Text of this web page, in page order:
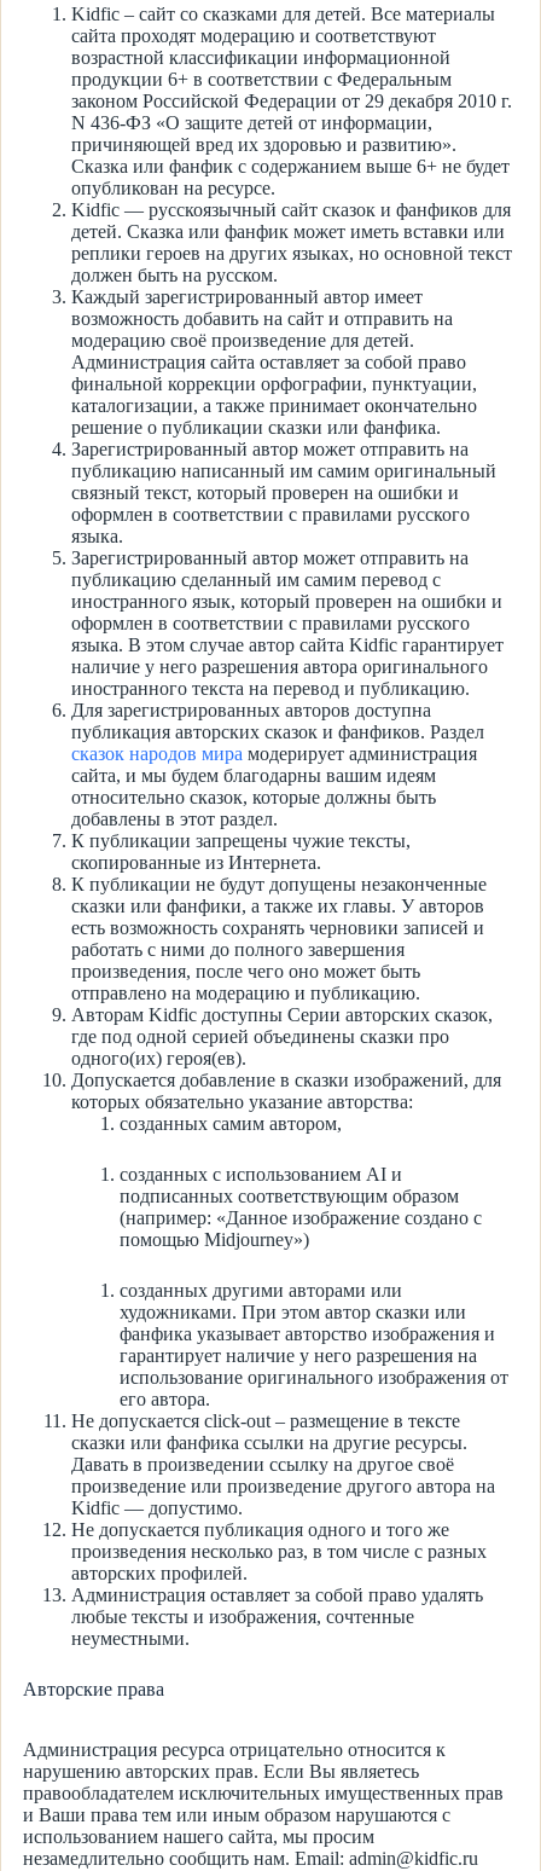
Kidfic – сайт со сказками для детей. Все материалы
сайта проходят модерацию и соответствуют
возрастной классификации информационной
продукции 6+ в соответствии с Федеральным
законом Российской Федерации от 29 декабря 2010 г.
N 436-ФЗ «О защите детей от информации,
причиняющей вред их здоровью и развитию».
Сказка или фанфик с содержанием выше 6+ не будет
опубликован на ресурсе.
Kidfic — русскоязычный сайт сказок и фанфиков для
детей. Сказка или фанфик может иметь вставки или
реплики героев на других языках, но основной текст
должен быть на русском.
Каждый зарегистрированный автор имеет
возможность добавить на сайт и отправить на
модерацию своё произведение для детей.
Администрация сайта оставляет за собой право
финальной коррекции орфографии, пунктуации,
каталогизации, а также принимает окончательно
решение о публикации сказки или фанфика.
Зарегистрированный автор может отправить на
публикацию написанный им самим оригинальный
связный текст, который проверен на ошибки и
оформлен в соответствии с правилами русского
языка.
Зарегистрированный автор может отправить на
публикацию сделанный им самим перевод с
иностранного язык, который проверен на ошибки и
оформлен в соответствии с правилами русского
языка. В этом случае автор сайта Kidfic гарантирует
наличие у него разрешения автора оригинального
иностранного текста на перевод и публикацию.
Для зарегистрированных авторов доступна
публикация авторских сказок и фанфиков. Раздел
сказок народов мира модерирует администрация
сайта, и мы будем благодарны вашим идеям
относительно сказок, которые должны быть
добавлены в этот раздел.
К публикации запрещены чужие тексты,
скопированные из Интернета.
К публикации не будут допущены незаконченные
сказки или фанфики, а также их главы. У авторов
есть возможность сохранять черновики записей и
работать с ними до полного завершения
произведения, после чего оно может быть
отправлено на модерацию и публикацию.
Авторам Kidfic доступны Серии авторских сказок,
где под одной серией объединены сказки про
одного(их) героя(ев).
Допускается добавление в сказки изображений, для
которых обязательно указание авторства:
созданных самим автором,
созданных с использованием AI и
подписанных соответствующим образом
(например: «Данное изображение создано с
помощью Midjourney»)
созданных другими авторами или
художниками. При этом автор сказки или
фанфика указывает авторство изображения и
гарантирует наличие у него разрешения на
использование оригинального изображения от
его автора.
Не допускается click-out – размещение в тексте
сказки или фанфика ссылки на другие ресурсы.
Давать в произведении ссылку на другое своё
произведение или произведение другого автора на
Kidfic — допустимо.
Не допускается публикация одного и того же
произведения несколько раз, в том числе с разных
авторских профилей.
Администрация оставляет за собой право удалять
любые тексты и изображения, сочтенные
неуместными.
Авторские права
Администрация ресурса отрицательно относится к
нарушению авторских прав. Если Вы являетесь
правообладателем исключительных имущественных прав
и Ваши права тем или иным образом нарушаются с
использованием нашего сайта, мы просим
незамедлительно сообщить нам. Email: admin@kidfic.ru